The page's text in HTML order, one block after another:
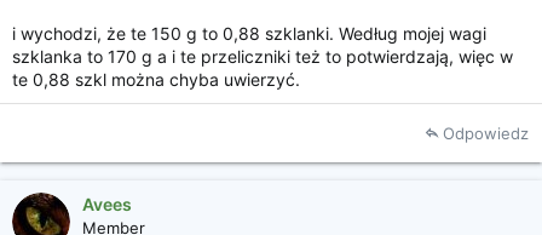
i wychodzi, że te 150 g to 0,88 szklanki. Według mojej wagi
szklanka to 170 g a i te przeliczniki też to potwierdzają, więc w
te 0,88 szkl można chyba uwierzyć.
Odpowiedz
Avees
Member